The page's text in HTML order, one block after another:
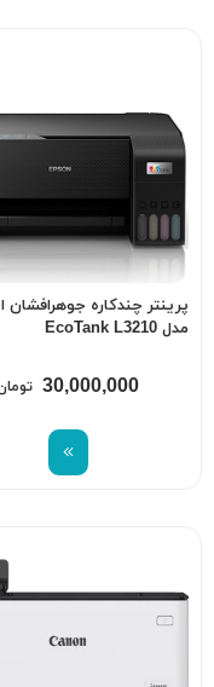
پرینتر چندکاره
مدل EcoTank L3210
30,000,000